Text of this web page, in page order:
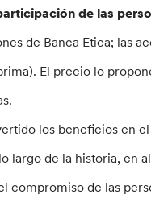
de las
de Banca Etica; las
El precio lo
los beneficios en el
largo de la historia, en
compromiso de las